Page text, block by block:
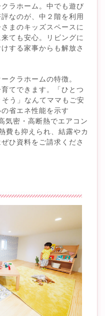
ラホーム。中でも遊び
なのが、中２階を利用
まのキッズスペースに
ても安心。リビングに
する家事からも解放さ
クラホームの特徴。
てできます。「ひとつ
う」なんてママもご安
省エネ性能を示す
気密・高断熱でエアコン
費も抑えられ、結露やカ
ひ資料をご請求くださ